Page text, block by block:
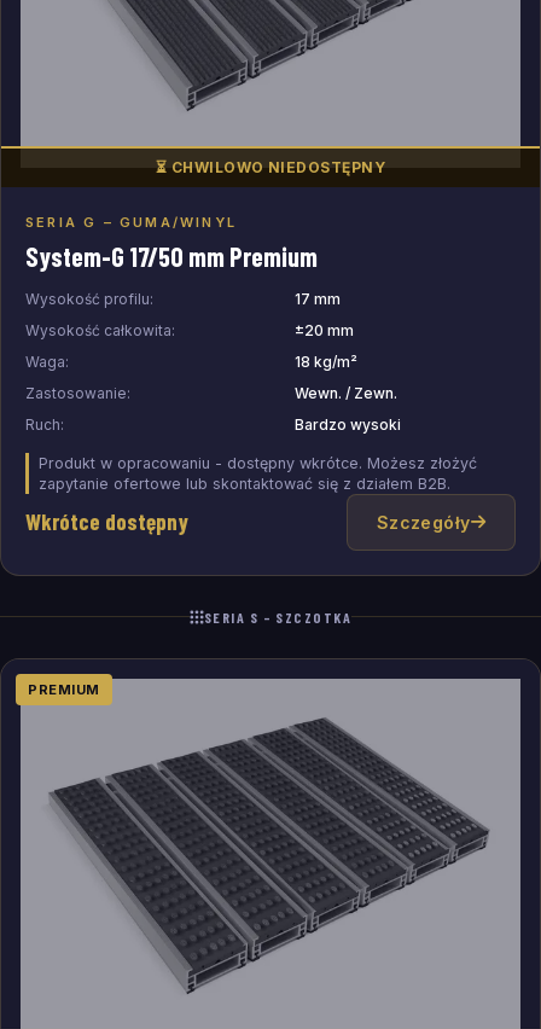
⏳ CHWILOWO NIEDOSTĘPNY
SERIA G – GUMA/WINYL
System-G 17/50 mm Premium
Wysokość profilu:
17 mm
Wysokość całkowita:
±20 mm
Waga:
18 kg/m²
Zastosowanie:
Wewn. / Zewn.
Ruch:
Bardzo wysoki
Produkt w opracowaniu - dostępny wkrótce. Możesz złożyć
zapytanie ofertowe lub skontaktować się z działem B2B.
Wkrótce dostępny Szczegóły
SERIA S – SZCZOTKA
PREMIUM